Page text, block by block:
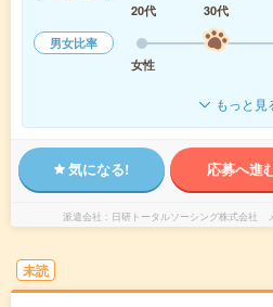
20代
30代
男女比率
女性
もっと見
気になる! 応募へ進
派遣会社 日研トータルソーシング株式会社
未読